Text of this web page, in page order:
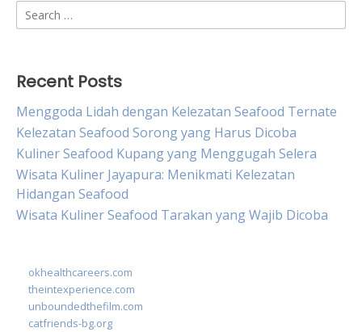
Search
for:
Recent Posts
Menggoda Lidah dengan Kelezatan Seafood Ternate
Kelezatan Seafood Sorong yang Harus Dicoba
Kuliner Seafood Kupang yang Menggugah Selera
Wisata Kuliner Jayapura: Menikmati Kelezatan
Hidangan Seafood
Wisata Kuliner Seafood Tarakan yang Wajib Dicoba
okhealthcareers.com
theintexperience.com
unboundedthefilm.com
catfriends-bg.org